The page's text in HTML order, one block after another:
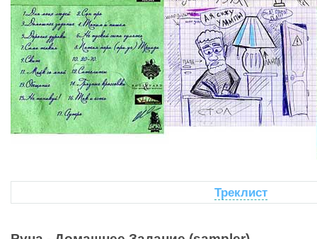
Треклист